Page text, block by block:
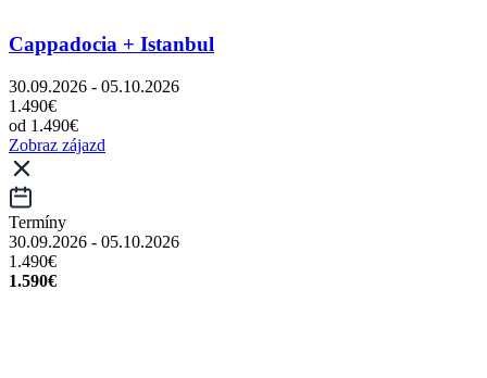
Cappadocia + Istanbul
30.09.2026 - 05.10.2026
1.490€
od 1.490€
Zobraz zájazd
Termíny
30.09.2026 - 05.10.2026
1.490€
1.590€